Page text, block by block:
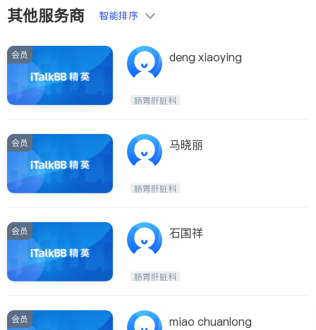
建筑装修
非盈利组织
肠胃肝脏科
泌尿科
风湿病
呼吸科
医生-其它
内分泌科
其他服务商 智能排序
会员 deng xiaoying
肠胃肝脏科
会员 马晓丽
肠胃肝脏科
会员 石国祥
肠胃肝脏科
会员 miao chuanlong